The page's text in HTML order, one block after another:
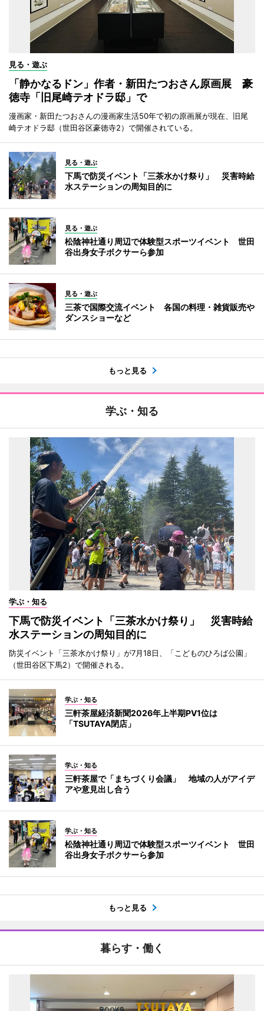
見る・遊ぶ
「静かなるドン」作者・新田たつおさん原画展 豪
徳寺「旧尾崎テオドラ邸」で
漫画家・新田たつおさんの漫画家生活50年で初の原画展が現在、旧尾
崎テオドラ邸（世田谷区豪徳寺2）で開催されている。
見る・遊ぶ
下馬で防災イベント「三茶水かけ祭り」 災害時給
水ステーションの周知目的に
見る・遊ぶ
松陰神社通り周辺で体験型スポーツイベント 世田
谷出身女子ボクサーら参加
見る・遊ぶ
三茶で国際交流イベント 各国の料理・雑貨販売や
ダンスショーなど
もっと見る
学ぶ・知る
学ぶ・知る
下馬で防災イベント「三茶水かけ祭り」 災害時給
水ステーションの周知目的に
防災イベント「三茶水かけ祭り」が7月18日、「こどものひろば公園」
（世田谷区下馬2）で開催される。
学ぶ・知る
三軒茶屋経済新聞2026年上半期PV1位は
「TSUTAYA閉店」
学ぶ・知る
三軒茶屋で「まちづくり会議」 地域の人がアイデ
アや意見出し合う
学ぶ・知る
松陰神社通り周辺で体験型スポーツイベント 世田
谷出身女子ボクサーら参加
もっと見る
暮らす・働く